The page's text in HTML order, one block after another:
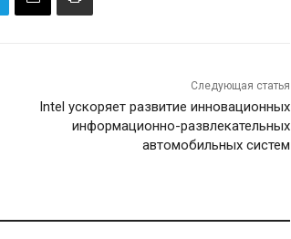
Следующая статья
Intel ускоряет развитие инновационных
информационно-развлекательных
автомобильных систем